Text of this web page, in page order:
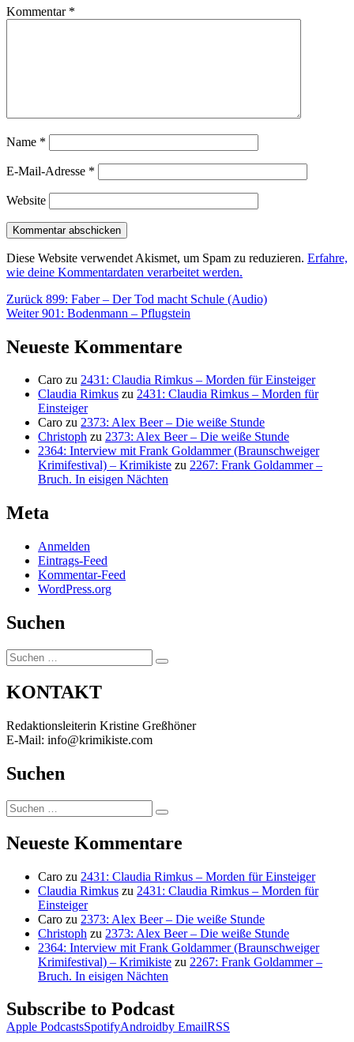
Kommentar *
Name *
E-Mail-Adresse *
Website
Diese Website verwendet Akismet, um Spam zu reduzieren. Erfahre,
wie deine Kommentardaten verarbeitet werden.
Beitragsnavigation
Zurück Vorheriger
Beitrag:
899: Faber – Der Tod macht Schule (Audio)
Weiter Nächster
901: Bodenmann – Pflugstein
Neueste Kommentare
Caro zu 2431: Claudia Rimkus – Morden für Einsteiger
Claudia Rimkus zu 2431: Claudia Rimkus – Morden für
Einsteiger
Caro zu 2373: Alex Beer – Die weiße Stunde
Christoph zu 2373: Alex Beer – Die weiße Stunde
2364: Interview mit Frank Goldammer (Braunschweiger
Krimifestival) – Krimikiste zu 2267: Frank Goldammer –
Bruch. In eisigen Nächten
Meta
Anmelden
Eintrags-Feed
Kommentar-Feed
WordPress.org
Suchen
Suchen
nach:
Suchen
KONTAKT
Redaktionsleiterin Kristine Greßhöner
E-Mail: info@krimikiste.com
Suchen
Suchen
nach:
Suchen
Neueste Kommentare
Caro zu 2431: Claudia Rimkus – Morden für Einsteiger
Claudia Rimkus zu 2431: Claudia Rimkus – Morden für
Einsteiger
Caro zu 2373: Alex Beer – Die weiße Stunde
Christoph zu 2373: Alex Beer – Die weiße Stunde
2364: Interview mit Frank Goldammer (Braunschweiger
Krimifestival) – Krimikiste zu 2267: Frank Goldammer –
Bruch. In eisigen Nächten
Subscribe to Podcast
Apple PodcastsSpotifyAndroidby EmailRSS